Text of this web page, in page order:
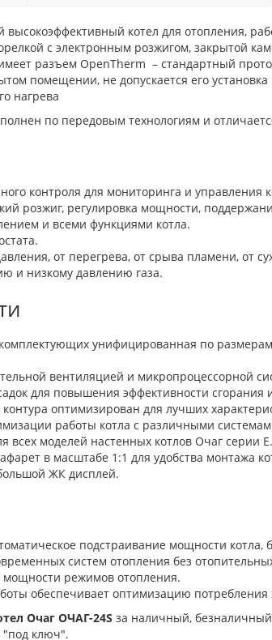
высокоэффективный котел для отопления,
с электронным розжигом, закрытой
разъем OpenTherm – стандартный
помещении, не допускается его
нагрева
по передовым технологиям и
контроля для мониторинга и
розжиг, регулировка мощности,
и всеми функциями котла.
от перегрева, от срыва пламени, от
и низкому давлению газа.
унифицированная по
вентиляцией и микропроцессорной
для повышения эффективности сгорания
оптимизирован для лучших
работы котла с различными
всех моделей настенных котлов Очаг серии Е.
в масштабе 1:1 для удобства монтажа
ЖК дисплей.
подстраивание мощности котла,
систем отопления без
режимов отопления.
обеспечивает оптимизацию потребления
Очаг ОЧАГ-24S за наличный,
"под ключ".